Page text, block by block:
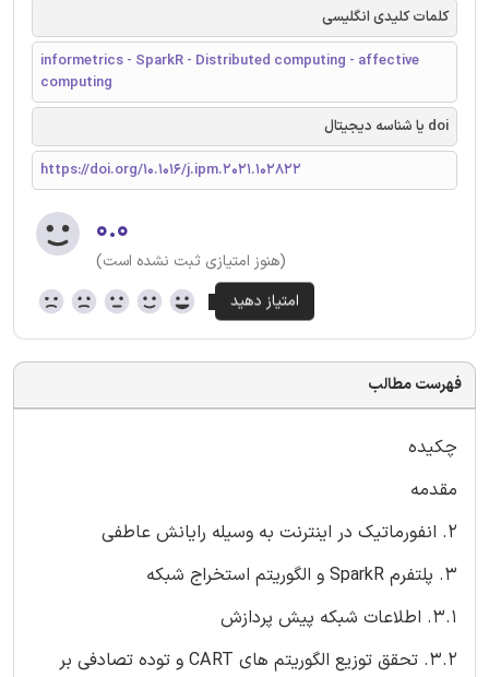
کلمات کلیدی انگلیسی
informetrics - SparkR - Distributed computing - affective
computing
doi یا شناسه دیجیتال
https://doi.org/10.1016/j.ipm.2021.102822
۰.۰
(هنوز امتیازی ثبت نشده است)
فهرست مطالب
چکیده
مقدمه
2. انفورماتیک در اینترنت به وسیله رایانش عاطفی
3. پلتفرم SparkR و الگوریتم استخراج شبکه
3.1. اطلاعات شبکه پیش پردازش
3.2. تحقق توزیع الگوریتم های CART و توده تصادفی بر